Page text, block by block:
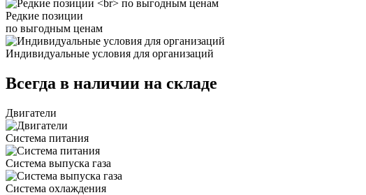
Редкие позиции
по выгодным ценам
Индивидуальные условия для организаций
Всегда в наличии на складе
Двигатели
Система питания
Система выпуска газа
Система охлаждения